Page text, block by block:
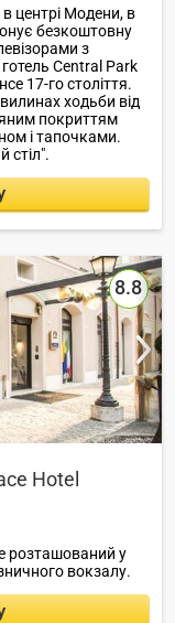
центрі Модени, в
безкоштовну
з
Central Park
17-го століття.
ходьби від
покриттям
і тапочками.
стіл".
8.8
Hotel
розташований у
вокзалу.